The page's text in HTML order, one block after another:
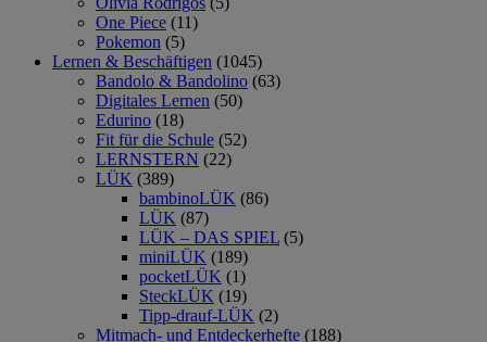
One Piece (11)
Pokemon (5)
Lernen & Beschäftigen (1045)
Bandolo & Bandolino (63)
Digitales Lernen (50)
Edurino (18)
Fit für die Schule (52)
LERNSTERN (22)
LÜK (389)
bambinoLÜK (86)
LÜK (87)
LÜK – DAS SPIEL (5)
miniLÜK (189)
pocketLÜK (1)
SteckLÜK (19)
Tipp-drauf-LÜK (2)
Mitmach- und Entdeckerhefte (188)